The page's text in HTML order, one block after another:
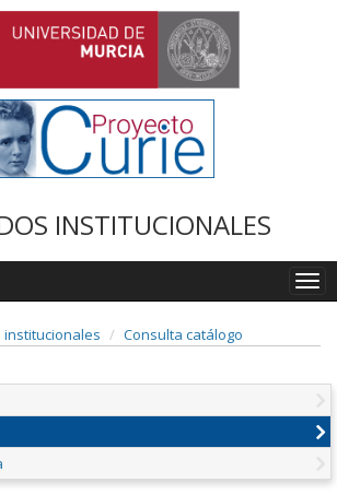
INSTITUCIONALES
institucionales Consulta catálogo